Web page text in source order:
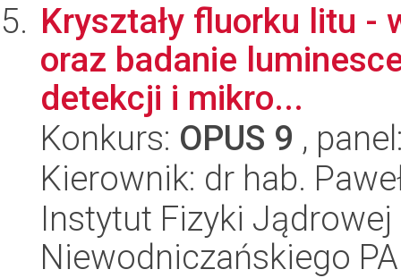
Kryształy fluorku litu -
oraz badanie
detekcji i mikro...
Konkurs: OPUS 9 ,
Kierownik: dr hab.
Instytut Fizyki
Niewodniczańskiego